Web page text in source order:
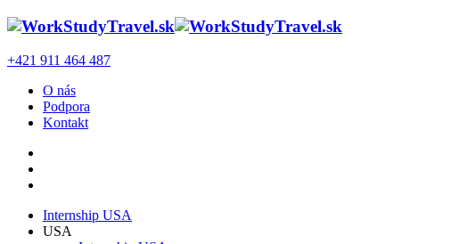
+421 911 464 487
O nás
Podpora
Kontakt
Internship USA
USA